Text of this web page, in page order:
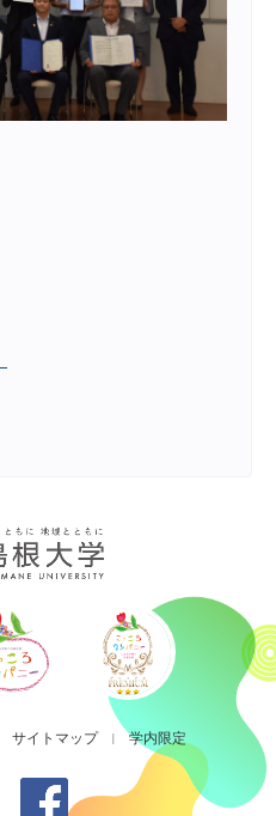
サイトマップ 学内限定